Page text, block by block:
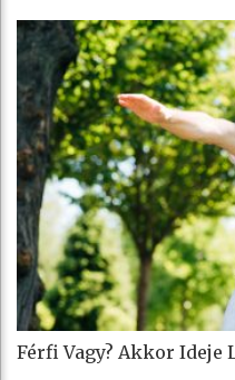
Férfi Vagy? Akkor Ideje